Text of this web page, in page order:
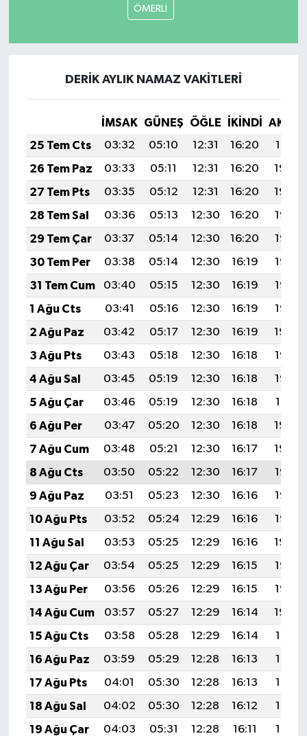
ÖMERLİ
DERİK AYLIK NAMAZ VAKITLERI
İMSAK GÜNEŞ ÖĞLE İKINDI
25 Tem Cts
03:32 05:10 12:31 16:20
19:41
26 Tem Paz
03:33 05:11 12:31 16:20
19:40
27 Tem Pts
03:35 05:12 12:31 16:20
19:39
28 Tem Sal
03:36 05:13 12:30 16:20
19:38
29 Tem Çar
03:37 05:14 12:30 16:20
19:37
30 Tem Per
03:38 05:14 12:30 16:19
19:36
31 Tem Cum
03:40 05:15 12:30 16:19
19:36
1 Ağu Cts
03:41 05:16 12:30 16:19
19:35
2 Ağu Paz
03:42 05:17 12:30 16:19
19:34
3 Ağu Pts
03:43 05:18 12:30 16:18
19:33
4 Ağu Sal
03:45 05:19 12:30 16:18
19:32
5 Ağu Çar
03:46 05:19 12:30 16:18
19:31
6 Ağu Per
03:47 05:20 12:30 16:18
19:30
7 Ağu Cum
03:48 05:21 12:30 16:17
19:29
8 Ağu Cts
03:50 05:22 12:30 16:17
19:27
9 Ağu Paz
03:51 05:23 12:30 16:16
19:26
10 Ağu Pts
03:52 05:24 12:29 16:16
19:25
11 Ağu Sal
03:53 05:25 12:29 16:16
19:24
12 Ağu Çar
03:54 05:25 12:29 16:15
19:23
13 Ağu Per
03:56 05:26 12:29 16:15
19:22
14 Ağu Cum
03:57 05:27 12:29 16:14
19:20
15 Ağu Cts
03:58 05:28 12:29 16:14
19:19
16 Ağu Paz
03:59 05:29 12:28 16:13
19:18
17 Ağu Pts
04:01 05:30 12:28 16:13
19:17
18 Ağu Sal
04:02 05:30 12:28 16:12
19:15
19 Ağu Çar
04:03 05:31 12:28 16:11
19:14